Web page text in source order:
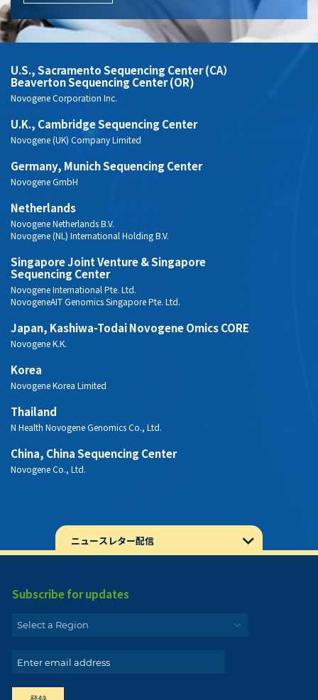
高品質で出版可能なデータを短期間で解析し、お客様の研究
をサポートいたします。 詳しくはお問い合わせください。
CONTACT US
U.S., Sacramento Sequencing Center (CA）
Novogene Corporation Inc.
Novogene (UK) Company Limited
Germany, Munich Sequencing Center
Netherlands
Novogene Netherlands B.V.
Novogene (NL) International Holding B.V.
Singapore Joint Venture & Singapore
Sequencing Center
NovogeneAIT Genomics Singapore Pte. Ltd.
Novogene K.K.
Novogene Korea Limited
China, China Sequencing Center
Novogene Co., Ltd.
Subscribe for updates